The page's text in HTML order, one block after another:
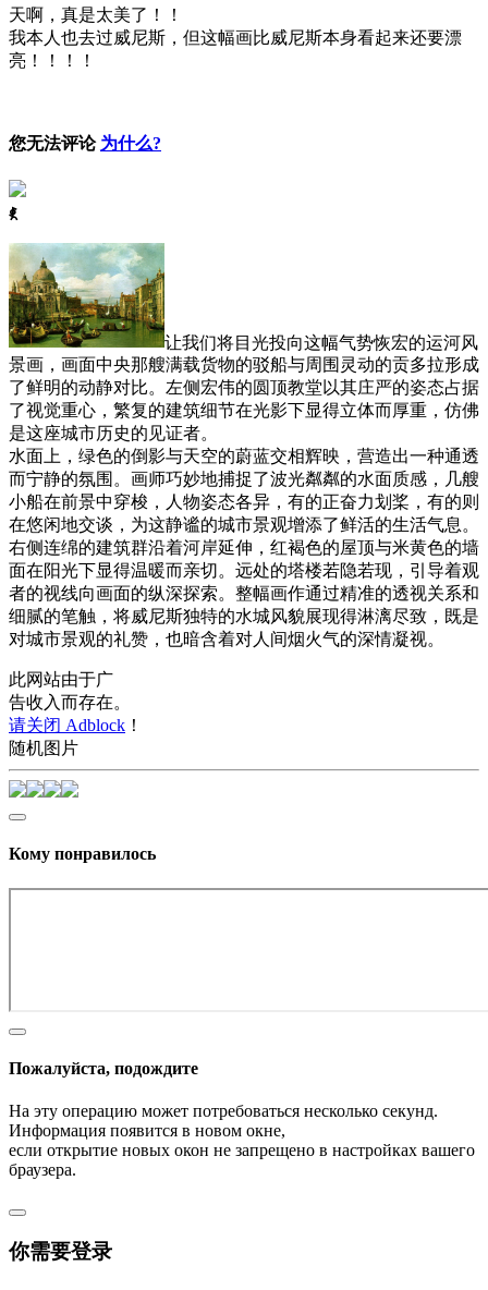
天啊，真是太美了！！
我本人也去过威尼斯，但这幅画比威尼斯本身看起来还要漂
亮！！！！
您无法评论 为什么?
ꈅ
让我们将目光投向这幅气势恢宏的运河风
景画，画面中央那艘满载货物的驳船与周围灵动的贡多拉形成
了鲜明的动静对比。左侧宏伟的圆顶教堂以其庄严的姿态占据
了视觉重心，繁复的建筑细节在光影下显得立体而厚重，仿佛
是这座城市历史的见证者。
水面上，绿色的倒影与天空的蔚蓝交相辉映，营造出一种通透
而宁静的氛围。画师巧妙地捕捉了波光粼粼的水面质感，几艘
小船在前景中穿梭，人物姿态各异，有的正奋力划桨，有的则
在悠闲地交谈，为这静谧的城市景观增添了鲜活的生活气息。
右侧连绵的建筑群沿着河岸延伸，红褐色的屋顶与米黄色的墙
面在阳光下显得温暖而亲切。远处的塔楼若隐若现，引导着观
者的视线向画面的纵深探索。整幅画作通过精准的透视关系和
细腻的笔触，将威尼斯独特的水城风貌展现得淋漓尽致，既是
对城市景观的礼赞，也暗含着对人间烟火气的深情凝视。
此网站由于广
告收入而存在。
请关闭 Adblock ！
随机图片
Кому понравилось
Пожалуйста, подождите
На эту операцию может потребоваться несколько секунд.
Информация появится в новом окне,
если открытие новых окон не запрещено в настройках вашего
браузера.
你需要登录